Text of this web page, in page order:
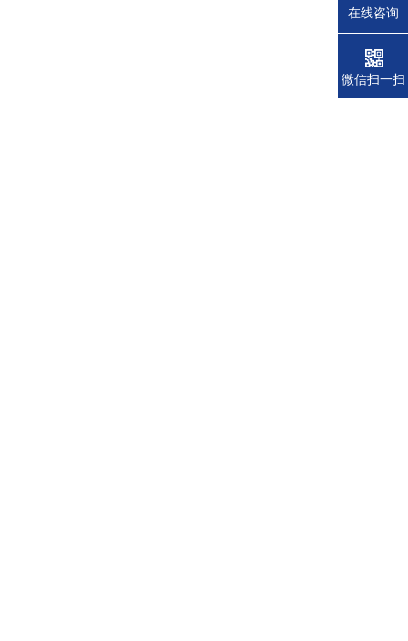
在线咨询
微信扫一扫